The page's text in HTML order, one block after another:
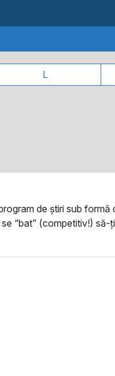
L
de știri sub
“bat” (competitiv!)